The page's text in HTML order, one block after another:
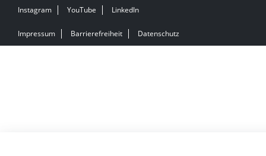
Instagram YouTube LinkedIn
Impressum Barrierefreiheit Datenschutz